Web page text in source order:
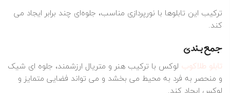
ترکیب این تابلوها با نورپردازی مناسب، جلوه‌ای چند برابر ایجاد می‌
کند.
جمع‌ بندی
تابلو طلاکوب لوکس با ترکیب هنر و متریال ارزشمند، جلوه‌ ای شیک
و منحصر به فرد به محیط می‌ بخشد و می‌ تواند فضایی متمایز و